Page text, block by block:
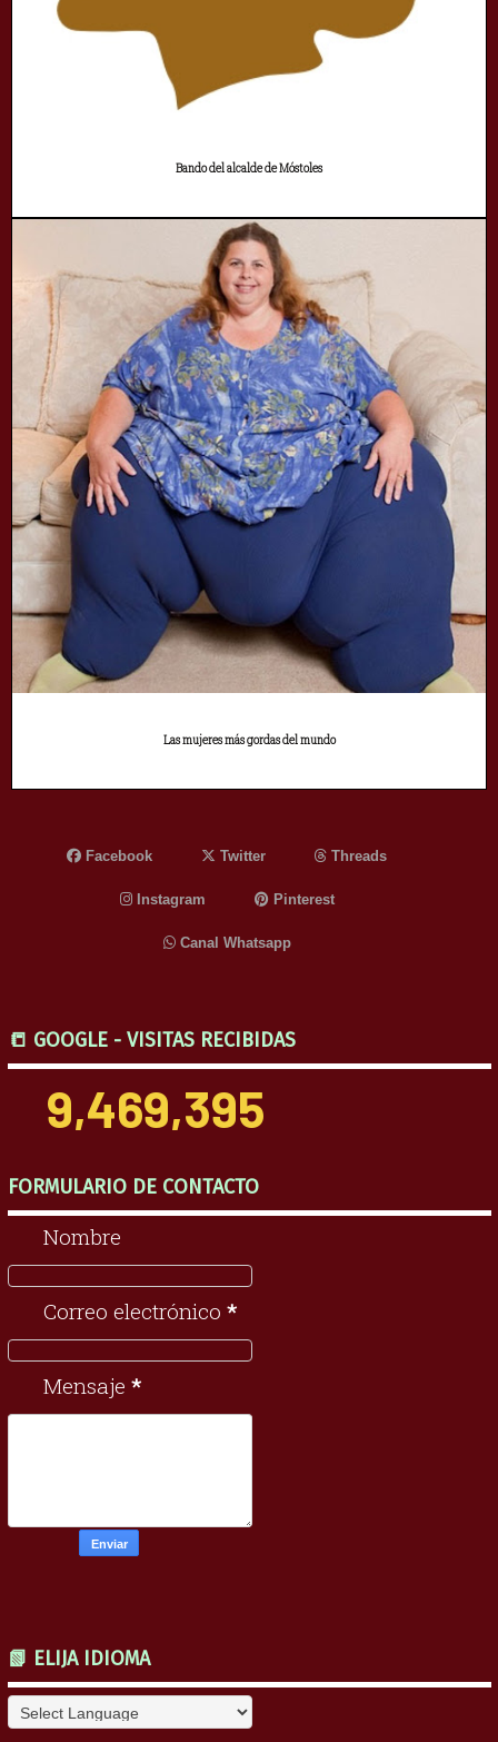
Bando del alcalde de Móstoles
Las mujeres más gordas del mundo
Facebook Twitter Threads
Instagram Pinterest
Canal Whatsapp
📒 GOOGLE - VISITAS RECIBIDAS
9,469,395
FORMULARIO DE CONTACTO
Nombre
Correo electrónico *
Mensaje *
📗 ELIJA IDIOMA